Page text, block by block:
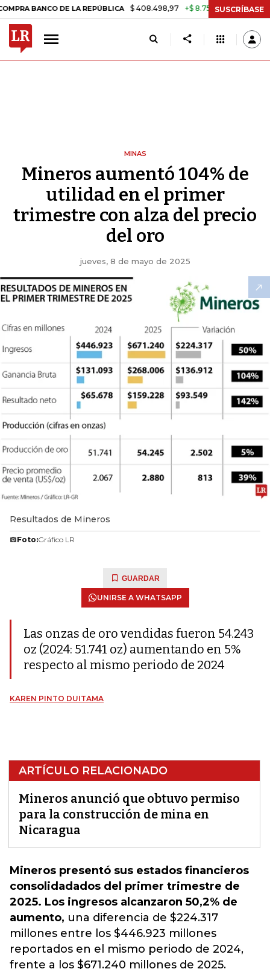
DE LA REPÚBLICA $ 408.498,97 +$ 8.753,81 +2,19% TASA
SUSCRÍBASE
MINAS
Mineros aumentó 104% de
utilidad en el primer
trimestre con alza del precio
del oro
jueves, 8 de mayo de 2025
Resultados de Mineros
Foto:Gráfico LR
GUARDAR
UNIRSE A WHATSAPP
Las onzas de oro vendidas fueron 54.243
oz (2024: 51.741 oz) aumentando en 5%
respecto al mismo periodo de 2024
KAREN PINTO DUITAMA
ARTÍCULO RELACIONADO
Mineros anunció que obtuvo permiso
para la construcción de mina en
Nicaragua
Mineros presentó sus estados financieros
consolidadados del primer trimestre de
2025. Los ingresos alcanzaron 50,2% de
aumento, una diferencia de $224.317
millones entre los $446.923 millones
reportados en el mismo periodo de 2024,
frente a los $671.240 millones de 2025.